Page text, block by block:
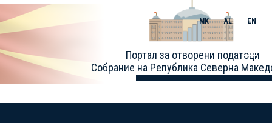
Портал за отворени податоци
Собрание на Република Северна
MK AL EN
Toggle